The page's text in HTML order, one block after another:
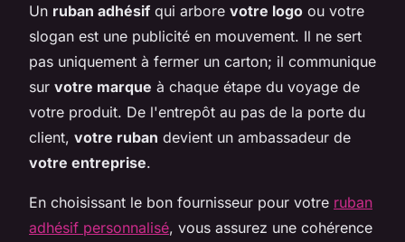
Un ruban adhésif qui arbore votre logo ou votre
slogan est une publicité en mouvement. Il ne sert
pas uniquement à fermer un carton; il communique
sur votre marque à chaque étape du voyage de
votre produit. De l'entrepôt au pas de la porte du
client, votre ruban devient un ambassadeur de
votre entreprise.
En choisissant le bon fournisseur pour votre ruban
adhésif personnalisé, vous assurez une cohérence